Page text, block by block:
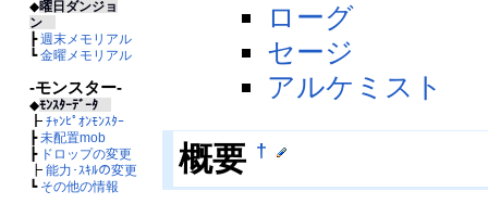
◆曜日ダンジョ
ン
┣週末メモリアル
┗金曜メモリアル
-モンスター-
◆ﾓﾝｽﾀｰﾃﾞｰﾀ
┣ ﾁｬﾝﾋﾟｵﾝﾓﾝｽﾀｰ
┣未配置mob
┣ ドロップの変更
┣ 能力･ｽｷﾙの変更
┗ その他の情報
ローグ
セージ
アルケミスト
概要 †